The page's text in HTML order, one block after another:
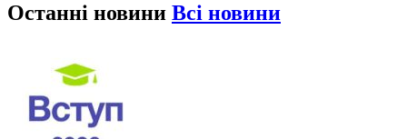
Останні новини Всі новини